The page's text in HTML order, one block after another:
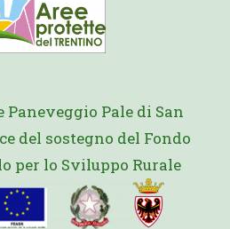
Paneveggio Pale di San
del sostegno del Fondo
per lo Sviluppo Rurale